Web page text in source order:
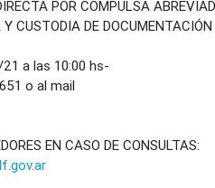
POR COMPULSA
CUSTODIA DE DOCUMENTACIÓN
21 a las 10:00 hs-
o al mail
EN CASO DE CONSULTAS: